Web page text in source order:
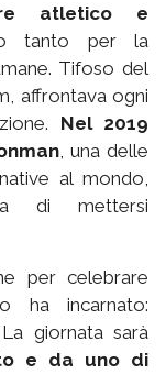
atletico e
tanto per la
Tifoso del
affrontava ogni
Nel 2019
, una delle
al mondo,
di mettersi
per celebrare
ha incarnato:
giornata sarà
e da uno di